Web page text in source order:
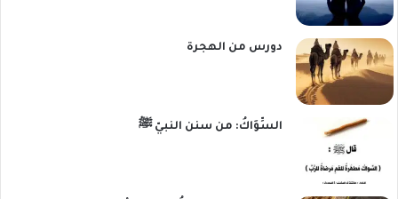
دورس من الهجرة
السِّوَاكُ: من سنن النبيّ ﷺ